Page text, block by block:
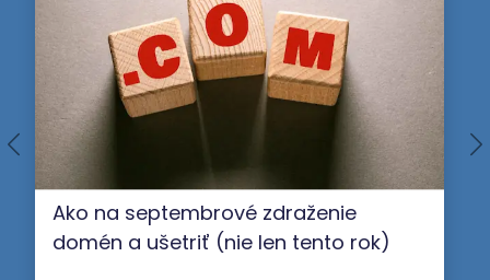
Ako na septembrové zdraženie
domén a ušetriť (nie len tento rok)